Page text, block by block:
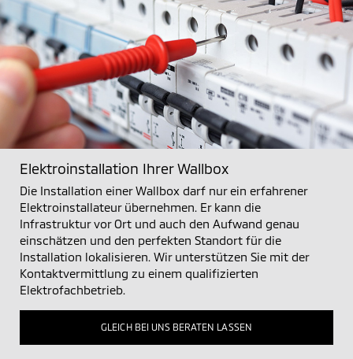
Elektroinstallation Ihrer Wallbox
Die Installation einer Wallbox darf nur ein erfahrener
Elektroinstallateur übernehmen. Er kann die
Infrastruktur vor Ort und auch den Aufwand genau
einschätzen und den perfekten Standort für die
Installation lokalisieren. Wir unterstützen Sie mit der
Kontaktvermittlung zu einem qualifizierten
Elektrofachbetrieb.
GLEICH BEI UNS BERATEN LASSEN